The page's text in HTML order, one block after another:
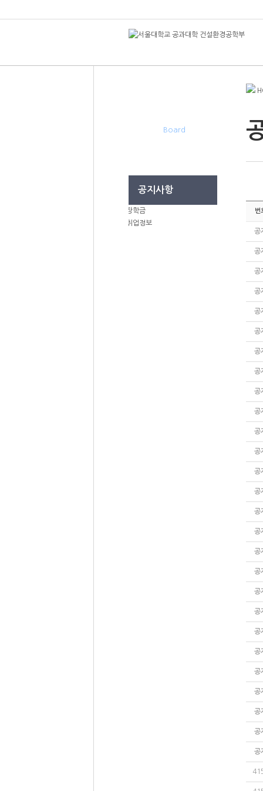
Board
공지사항
장학금
취업정보
번
공
공
공
공
공
공
공
공
공
공
공
공
공
공
공
공
공
공
공
공
공
공
공
공
공
공
공